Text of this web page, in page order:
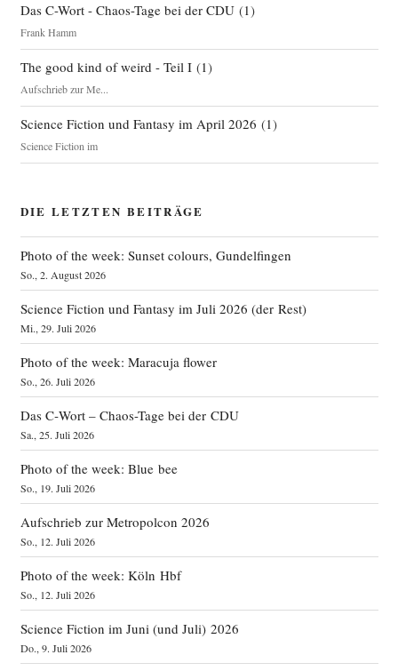
Das C-Wort - Chaos-Tage bei der CDU(1)
Frank Hamm
The good kind of weird - Teil I(1)
Aufschrieb zur Me...
Science Fiction und Fantasy im April 2026 (1)
Science Fiction im
DIE LETZTEN BEITRÄGE
Photo of the week: Sunset colours, Gundelfingen
So., 2. August 2026
Science Fiction und Fantasy im Juli 2026 (der Rest)
Mi., 29. Juli 2026
Photo of the week: Maracuja flower
So., 26. Juli 2026
Das C‑Wort – Chaos-Tage bei der CDU
Sa., 25. Juli 2026
Photo of the week: Blue bee
So., 19. Juli 2026
Aufschrieb zur Metropolcon 2026
So., 12. Juli 2026
Photo of the week: Köln Hbf
So., 12. Juli 2026
Science Fiction im Juni (und Juli) 2026
Do., 9. Juli 2026